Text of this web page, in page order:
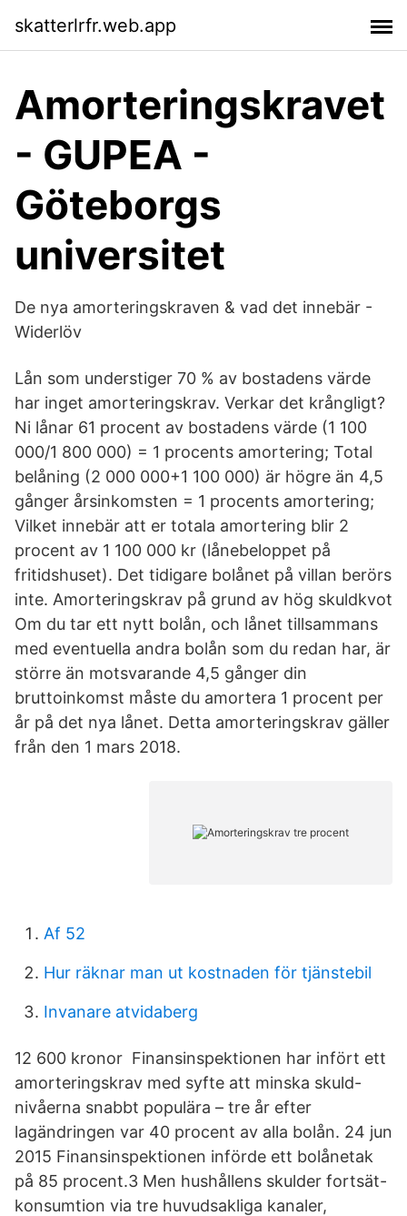
skatterlrfr.web.app
Amorteringskravet
- GUPEA -
Göteborgs
universitet
De nya amorteringskraven & vad det innebär -
Widerlöv
Lån som understiger 70 % av bostadens värde
har inget amorteringskrav. Verkar det krångligt?
Ni lånar 61 procent av bostadens värde (1 100
000/1 800 000) = 1 procents amortering; Total
belåning (2 000 000+1 100 000) är högre än 4,5
gånger årsinkomsten = 1 procents amortering;
Vilket innebär att er totala amortering blir 2
procent av 1 100 000 kr (lånebeloppet på
fritidshuset). Det tidigare bolånet på villan berörs
inte. Amorteringskrav på grund av hög skuldkvot
Om du tar ett nytt bolån, och lånet tillsammans
med eventuella andra bolån som du redan har, är
större än motsvarande 4,5 gånger din
bruttoinkomst måste du amortera 1 procent per
år på det nya lånet. Detta amorteringskrav gäller
från den 1 mars 2018.
Af 52
Hur räknar man ut kostnaden för tjänstebil
Invanare atvidaberg
12 600 kronor Finansinspektionen har infört ett
amorteringskrav med syfte att minska skuld-
nivåerna snabbt populära – tre år efter
lagändringen var 40 procent av alla bolån. 24 jun
2015 Finansinspektionen införde ett bolånetak
på 85 procent.3 Men hushållens skulder fortsät-
konsumtion via tre huvudsakliga kanaler,